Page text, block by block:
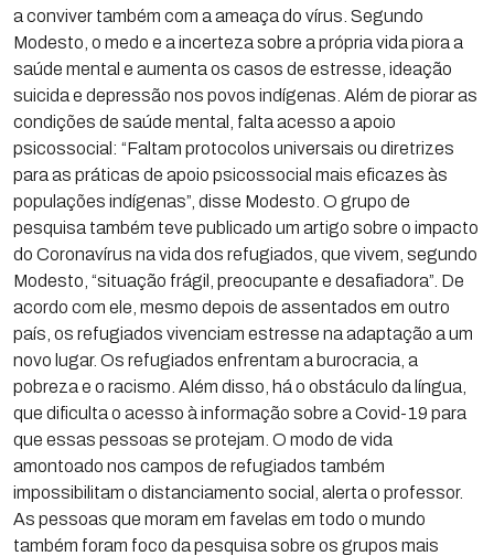
a conviver também com a ameaça do vírus. Segundo
Modesto, o medo e a incerteza sobre a própria vida piora a
saúde mental e aumenta os casos de estresse, ideação
suicida e depressão nos povos indígenas. Além de piorar as
condições de saúde mental, falta acesso a apoio
psicossocial: “Faltam protocolos universais ou diretrizes
para as práticas de apoio psicossocial mais eficazes às
populações indígenas”, disse Modesto. O grupo de
pesquisa também teve publicado um artigo sobre o impacto
do Coronavírus na vida dos refugiados, que vivem, segundo
Modesto, “situação frágil, preocupante e desafiadora”. De
acordo com ele, mesmo depois de assentados em outro
país, os refugiados vivenciam estresse na adaptação a um
novo lugar. Os refugiados enfrentam a burocracia, a
pobreza e o racismo. Além disso, há o obstáculo da língua,
que dificulta o acesso à informação sobre a Covid-19 para
que essas pessoas se protejam. O modo de vida
amontoado nos campos de refugiados também
impossibilitam o distanciamento social, alerta o professor.
As pessoas que moram em favelas em todo o mundo
também foram foco da pesquisa sobre os grupos mais